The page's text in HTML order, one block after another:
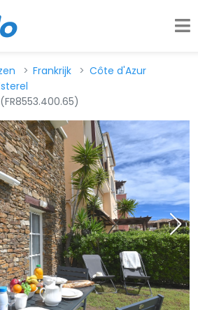
Frankrijk
Côte d'Azur